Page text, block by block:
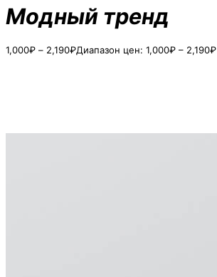
Модный тренд
1,000₽ – 2,190₽Диапазон цен: 1,000₽ – 2,190₽